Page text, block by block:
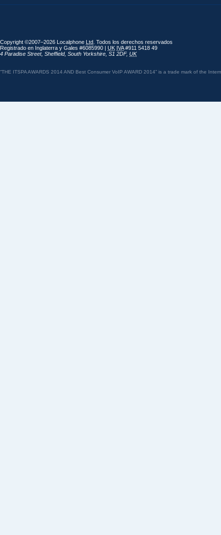
Copyright ©2007–2026 Localphone Ltd . Todos los derechos reservados
Registrado en Inglaterra y Gales #6085990 | UK IVA#911 5418 49
4 Paradise Street, Sheffield, South Yorkshire S1 2DF, UK
“THE ITSPA AWARDS 2014 AND Best Consumer VoIP AWARD 2014” is a trade mark of the